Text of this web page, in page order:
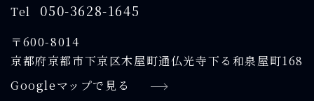
Tel 050-3628-1645
〒600-8014
京都府京都市下京区木屋町通仏光寺下る和泉屋町168
Googleマップで見る